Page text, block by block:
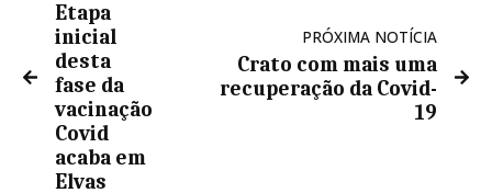
Etapa
inicial
desta
fase da
vacinação
Covid
acaba em
Elvas
PRÓXIMA NOTÍCIA
Crato com mais uma
recuperação da Covid-
19